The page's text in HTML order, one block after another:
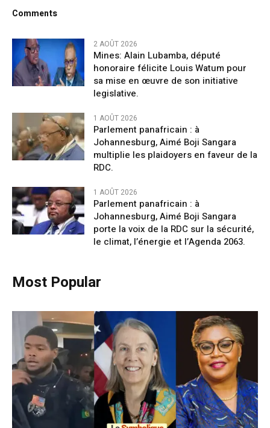
Comments
2 AOÛT 2026
Mines: Alain Lubamba, député
honoraire félicite Louis Watum pour
sa mise en œuvre de son initiative
legislative.
1 AOÛT 2026
Parlement panafricain : à
Johannesburg, Aimé Boji Sangara
multiplie les plaidoyers en faveur de la
RDC.
1 AOÛT 2026
Parlement panafricain : à
Johannesburg, Aimé Boji Sangara
porte la voix de la RDC sur la sécurité,
le climat, l’énergie et l’Agenda 2063.
Most Popular